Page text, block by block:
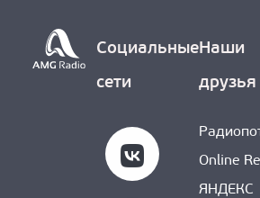
Социальные
сети
Наши
друзья
Online
ЯНДЕКС